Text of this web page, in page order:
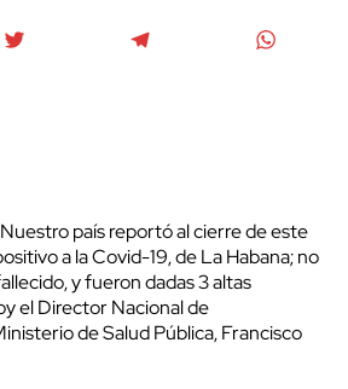
país reportó al cierre de este
a la Covid-19, de La Habana; no
y fueron dadas 3 altas
el Director Nacional de
de Salud Pública, Francisco